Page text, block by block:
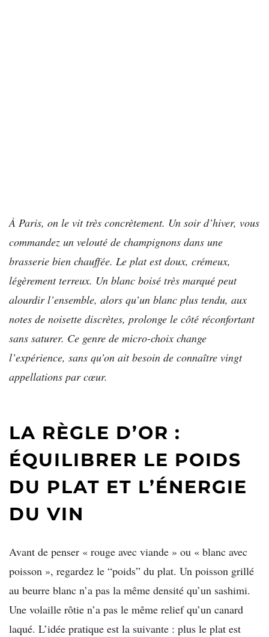
À Paris, on le vit très concrètement. Un soir d’hiver, vous
commandez un velouté de champignons dans une
brasserie bien chauffée. Le plat est doux, crémeux,
légèrement terreux. Un blanc boisé très marqué peut
alourdir l’ensemble, alors qu’un blanc plus tendu, aux
notes de noisette discrètes, prolonge le côté réconfortant
sans saturer. Ce genre de micro-choix change
l’expérience, sans qu’on ait besoin de connaître vingt
appellations par cœur.
LA RÈGLE D’OR :
ÉQUILIBRER LE POIDS
DU PLAT ET L’ÉNERGIE
DU VIN
Avant de penser « rouge avec viande » ou « blanc avec
poisson », regardez le “poids” du plat. Un poisson grillé
au beurre blanc n’a pas la même densité qu’un sashimi.
Une volaille rôtie n’a pas le même relief qu’un canard
laqué. L’idée pratique est la suivante : plus le plat est